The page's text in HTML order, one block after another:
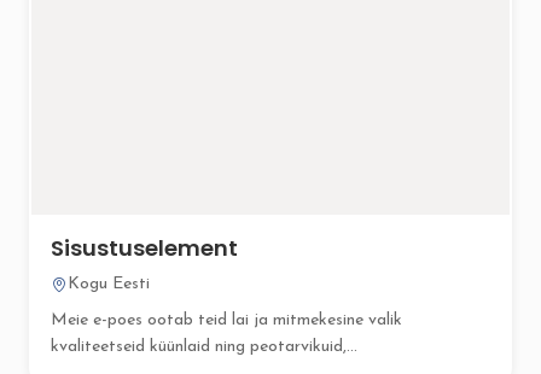
Sisustuselement
Kogu Eesti
Meie e-poes ootab teid lai ja mitmekesine valik
kvaliteetseid küünlaid ning peotarvikuid,...